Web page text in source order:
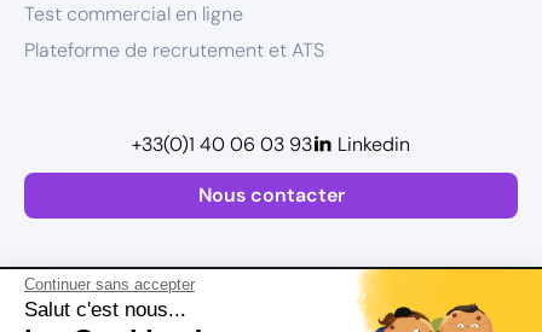
Continuer sans accepter
Salut c'est nous...
Test commercial en ligne
Plateforme de recrutement et ATS
Nous contacter
+33(0)1 40 06 03 93 Linkedin